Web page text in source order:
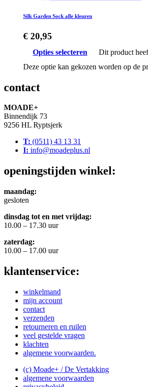
Silk Garden Sock alle kleuren
€ 20,95
Opties selecteren
Dit product
Deze optie kan gekozen worden op de
contact
MOADE+
Binnendijk 73
9256 HL Ryptsjerk
T: (0511) 43 13 31
I: info@moadeplus.nl
openingstijden winkel:
maandag:
gesloten
dinsdag tot en met vrijdag:
10.00 – 17.30 uur
zaterdag:
10.00 – 17.00 uur
klantenservice:
winkelmand
mijn account
contact
verzenden
retourneren en ruilen
veel gestelde vragen
klachten
algemene voorwaarden.
(c) Moade+ / De Vertakking
algemene voorwaarden